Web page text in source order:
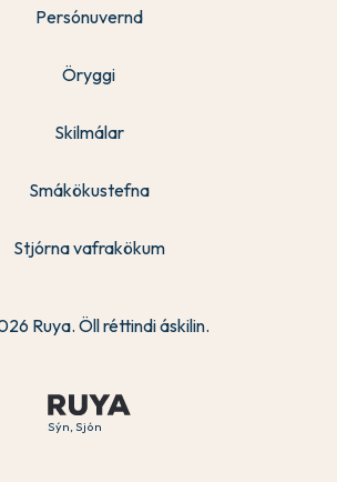
Sýn, Sjón
Persónuvernd
Öryggi
Skilmálar
Smákökustefna
Stjórna vafrakökum
Ruya. Öll réttindi áskilin.